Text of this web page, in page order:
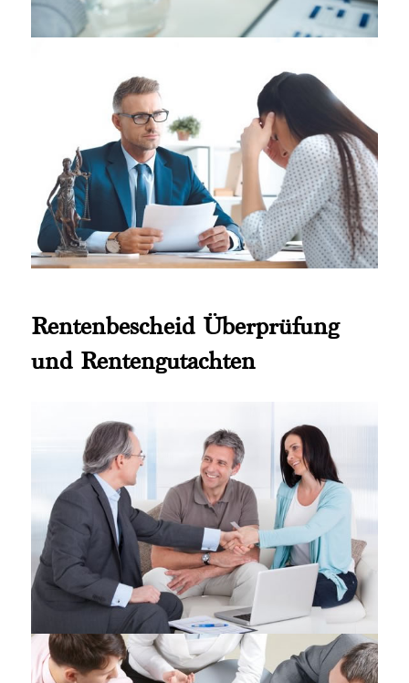
Rentenbescheid Überprüfung
und Rentengutachten